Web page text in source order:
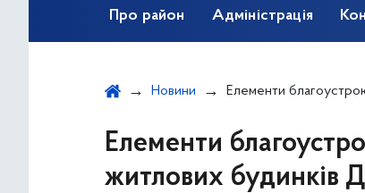
Про район Адміністрація
Новини Елементи благоустрою на прибудинкових територіях
Елементи
житлових будинків